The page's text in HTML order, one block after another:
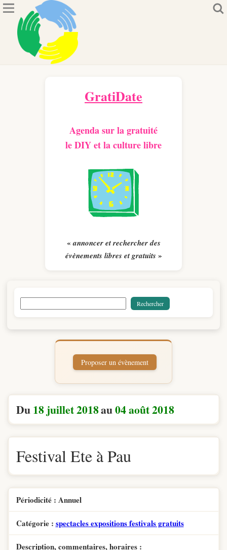
GratiDate
Agenda sur la gratuité
le DIY et la culture libre
«annoncer et rechercher des
évènements libres et gratuits »
Du18 juillet 2018au04 août 2018
Festival Ete à Pau
Périodicité : Annuel
Catégorie : spectacles expositions festivals gratuits
Description, commentaires, horaires :